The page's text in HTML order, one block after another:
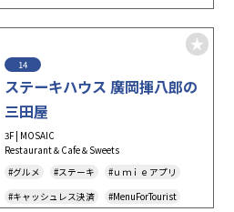
14
ステーキハウス 廣岡揮八郎の
三田屋
3F | MOSAIC
Restaurant＆Cafe＆Sweets
#グルメ
#ステーキ
#ｕｍｉｅアプリ
#キャッシュレス決済
#MenuForTourist